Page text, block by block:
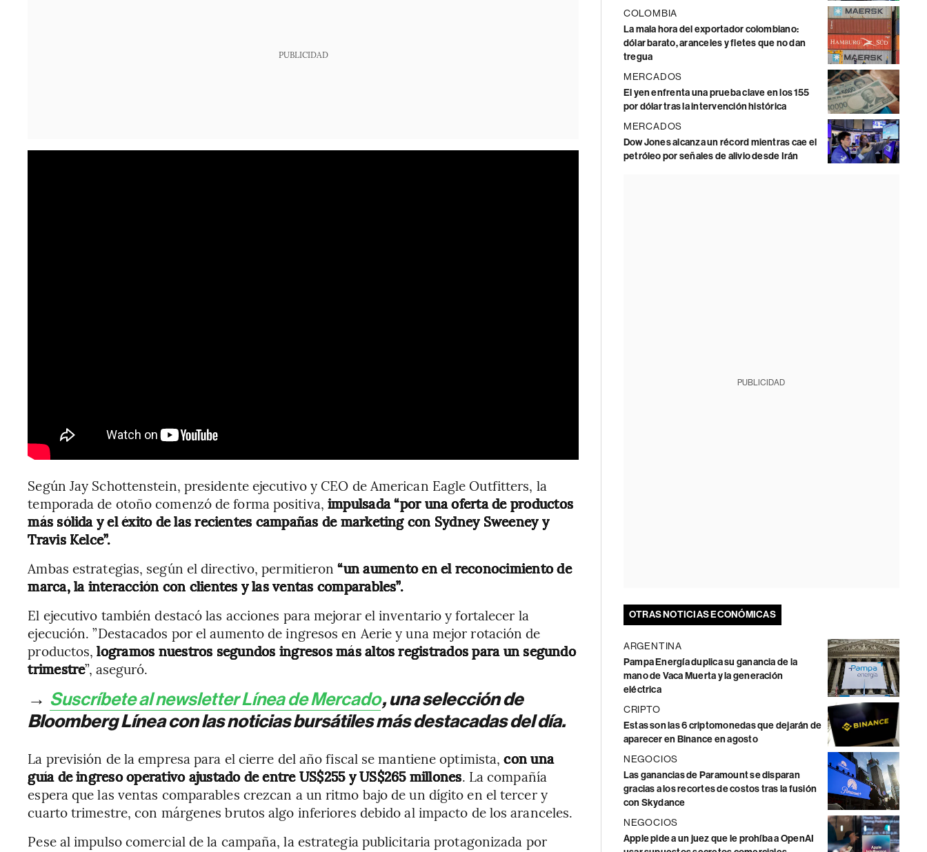
PUBLICIDAD
Según Jay Schottenstein, presidente ejecutivo y CEO de American Eagle Outfitters, la
temporada de otoño comenzó de forma positiva, impulsada “por una oferta de productos
más sólida y el éxito de las recientes campañas de marketing con Sydney Sweeney y
Travis Kelce”.
Ambas estrategias, según el directivo, permitieron“un aumento en el reconocimiento de
marca, la interacción con clientes y las ventas comparables”.
El ejecutivo también destacó las acciones para mejorar el inventario y fortalecer la
ejecución. ”Destacados por el aumento de ingresos en Aerie y una mejor rotación de
productos,logramos nuestros segundos ingresos más altos registrados para un segundo
trimestre”, aseguró.
→ Suscríbete al newsletter Línea de Mercado, una selección de
Bloomberg Línea con las noticias bursátiles más destacadas del día.
La previsión de la empresa para el cierre del año fiscal se mantiene optimista,con una
guía de ingreso operativo ajustado de entre US$255 y US$265 millones. La compañía
espera que las ventas comparables crezcan a un ritmo bajo de un dígito en el tercer y
cuarto trimestre, con márgenes brutos algo inferiores debido al impacto de los aranceles.
Pese al impulso comercial de la campaña, la estrategia publicitaria protagonizada por
COLOMBIA
La mala hora del exportador colombiano:
dólar barato, aranceles y fletes que no dan
tregua
MERCADOS
El yen enfrenta una prueba clave en los 155
por dólar tras la intervención histórica
MERCADOS
Dow Jones alcanza un récord mientras cae el
petróleo por señales de alivio desde Irán
PUBLICIDAD
OTRAS NOTICIAS ECONÓMICAS
ARGENTINA
Pampa Energía duplica su ganancia de la
mano de Vaca Muerta y la generación
eléctrica
CRIPTO
Estas son las 6 criptomonedas que dejarán de
aparecer en Binance en agosto
NEGOCIOS
Las ganancias de Paramount se disparan
gracias a los recortes de costos tras la fusión
con Skydance
NEGOCIOS
Apple pide a un juez que le prohíba a OpenAI